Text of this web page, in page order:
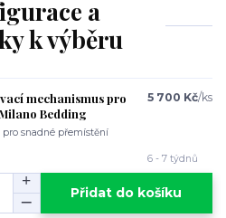
a
k výběru
mechanismus pro
Bedding
snadné přemístění
5 700 Kč/ks
6 - 7 týdnů
Přidat do košíku